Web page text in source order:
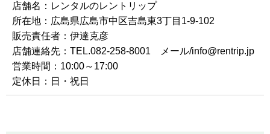
店舗名：レンタルのレントリップ
所在地：広島県広島市中区吉島東3丁目1-9-102
販売責任者：伊達克彦
店舗連絡先：TEL.082-258-8001 メール/info@rentrip.jp
営業時間：10:00～17:00
定休日：日・祝日